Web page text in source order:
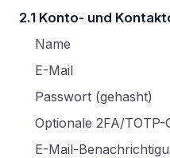
2.1 Konto- und
Name
E-Mail
Passwort (gehasht)
Optionale 2FA/TOTP-
E-Mail-